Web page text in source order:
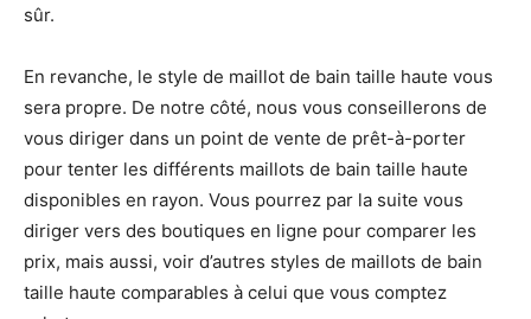
sûr.
En revanche, le style de maillot de bain taille haute vous
sera propre. De notre côté, nous vous conseillerons de
vous diriger dans un point de vente de prêt-à-porter
pour tenter les différents maillots de bain taille haute
disponibles en rayon. Vous pourrez par la suite vous
diriger vers des boutiques en ligne pour comparer les
prix, mais aussi, voir d’autres styles de maillots de bain
taille haute comparables à celui que vous comptez